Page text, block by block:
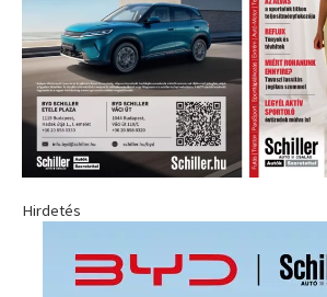
Hirdetés